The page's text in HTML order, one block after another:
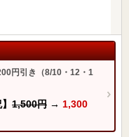
円引き（8/10・12・1
1,500円 → 1,300